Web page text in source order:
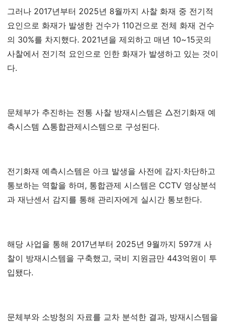
그러나 2017년부터 2025년 8월까지 사찰 화재 중 전기적
요인으로 화재가 발생한 건수가 110건으로 전체 화재 건수
의 30%를 차지했다. 2021년을 제외하고 매년 10~15곳의
사찰에서 전기적 요인으로 인한 화재가 발생하고 있는 것이
다.
문체부가 추진하는 전통 사찰 방재시스템은 △전기화재 예
측시스템 △통합관제시스템으로 구성된다.
전기화재 예측시스템은 아크 발생을 사전에 감지·차단하고
통보하는 역할을 하며, 통합관제 시스템은 CCTV 영상분석
과 재난센서 감지를 통해 관리자에게 실시간 통보한다.
해당 사업을 통해 2017년부터 2025년 9월까지 597개 사
찰이 방재시스템을 구축했고, 국비 지원금만 443억원이 투
입됐다.
문체부와 소방청의 자료를 교차 분석한 결과, 방재시스템을